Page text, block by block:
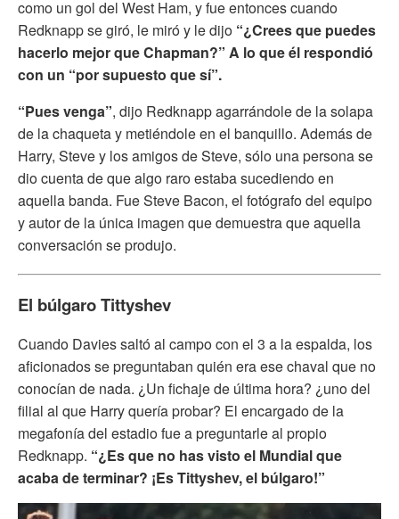
como un gol del West Ham, y fue entonces cuando
Redknapp se giró, le miró y le dijo “¿Crees que puedes
hacerlo mejor que Chapman?” A lo que él respondió
con un “por supuesto que sí”.
“Pues venga”, dijo Redknapp agarrándole de la solapa
de la chaqueta y metiéndole en el banquillo. Además de
Harry, Steve y los amigos de Steve, sólo una persona se
dio cuenta de que algo raro estaba sucediendo en
aquella banda. Fue Steve Bacon, el fotógrafo del equipo
y autor de la única imagen que demuestra que aquella
conversación se produjo.
El búlgaro Tittyshev
Cuando Davies saltó al campo con el 3 a la espalda, los
aficionados se preguntaban quién era ese chaval que no
conocían de nada. ¿Un fichaje de última hora? ¿uno del
filial al que Harry quería probar? El encargado de la
megafonía del estadio fue a preguntarle al propio
Redknapp. “¿Es que no has visto el Mundial que
acaba de terminar? ¡Es Tittyshev, el búlgaro!”